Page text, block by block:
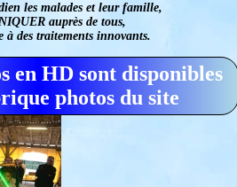
les malades et leur famille,
auprès de tous,
à des traitements innovants.
en HD sont disponibles
photos du site